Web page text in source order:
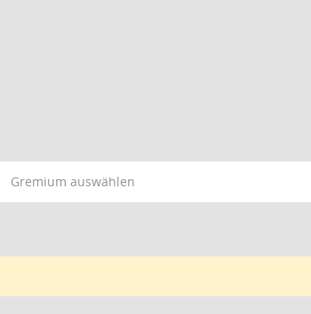
Gremium auswählen